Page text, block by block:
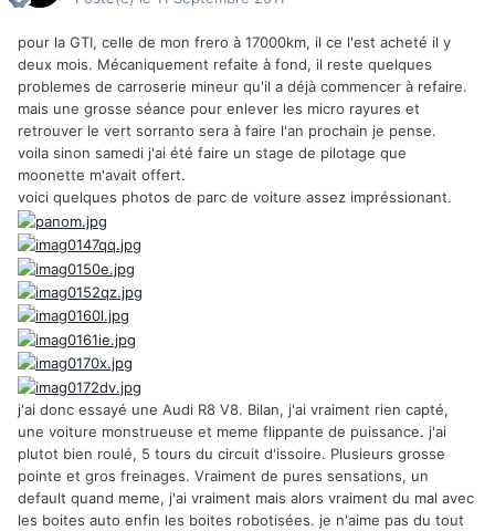
pour la GTI, celle de mon frero à 17000km, il ce l'est acheté il y
deux mois. Mécaniquement refaite à fond, il reste quelques
problemes de carroserie mineur qu'il a déjà commencer à refaire.
mais une grosse séance pour enlever les micro rayures et
retrouver le vert sorranto sera à faire l'an prochain je pense.
voila sinon samedi j'ai été faire un stage de pilotage que
moonette m'avait offert.
voici quelques photos de parc de voiture assez impréssionant.
j'ai donc essayé une Audi R8 V8. Bilan, j'ai vraiment rien capté,
une voiture monstrueuse et meme flippante de puissance. j'ai
plutot bien roulé, 5 tours du circuit d'issoire. Plusieurs grosse
pointe et gros freinages. Vraiment de pures sensations, un
default quand meme, j'ai vraiment mais alors vraiment du mal avec
les boites auto enfin les boites robotisées. je n'aime pas du tout